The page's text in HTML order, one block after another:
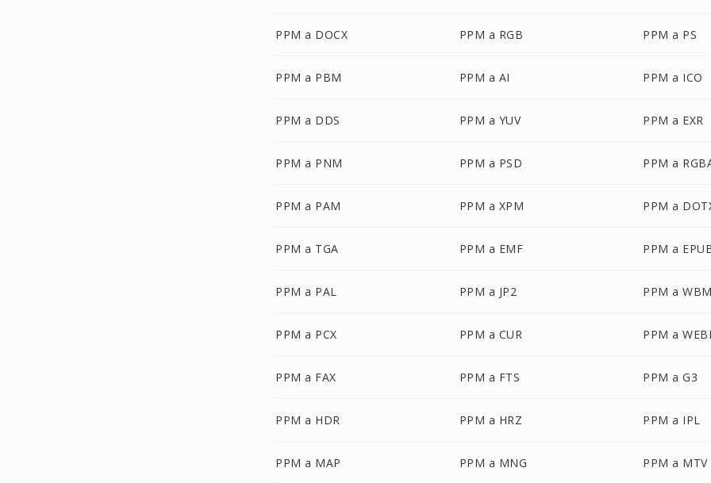
PPM a DOCX PPM a RGB PPM a PS
PPM a PBM PPM a AI PPM a ICO
PPM a DDS PPM a YUV PPM a EXR
PPM a PNM PPM a PSD PPM a
PPM a PAM PPM a XPM PPM a
PPM a TGA PPM a EMF PPM a
PPM a PAL PPM a JP2 PPM a
PPM a PCX PPM a CUR PPM a
PPM a FAX PPM a FTS PPM a G3
PPM a HDR PPM a HRZ PPM a IPL
PPM a MAP PPM a MNG PPM a MTV